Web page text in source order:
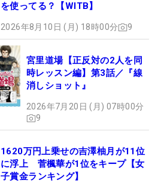
を使ってる？【WITB】
2026年8月10日 (月) 18時00分 9
宮里道場【正反対の2人を同
時レッスン編】第3話／『線
消しショット』
2026年7月20日 (月) 07時00分
9
1620万円上乗せの吉澤柚月が11位
に浮上 菅楓華が1位をキープ【女
子賞金ランキング】